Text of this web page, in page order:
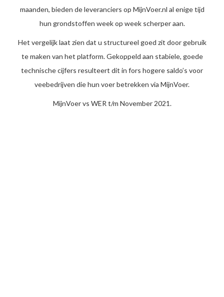
maanden, bieden de leveranciers op MijnVoer.nl al enige tijd
hun grondstoffen week op week scherper aan.
Het vergelijk laat zien dat u structureel goed zit door gebruik
te maken van het platform. Gekoppeld aan stabiele, goede
technische cijfers resulteert dit in fors hogere saldo’s voor
veebedrijven die hun voer betrekken via MijnVoer.
MijnVoer vs WER t/m November 2021.